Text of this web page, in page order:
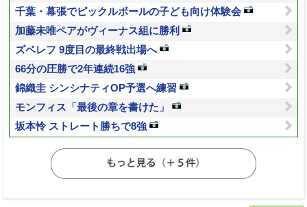
千葉・幕張でピックルボールの子ども向け体験会
加藤未唯ペアがヴィーナス組に勝利
ズベレフ 9度目の最終戦出場へ
66分の圧勝で2年連続16強
錦織圭 シンシナティOP予選へ練習
モンフィス「最後の章を書けた」
坂本怜 ストレート勝ちで8強